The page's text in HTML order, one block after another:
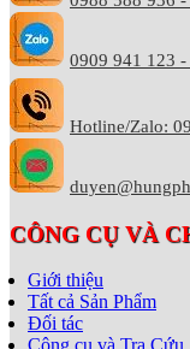
0909 941 123
Hotline/Zalo:
CÔNG CỤ VÀ
Giới thiệu
Tất cả Sản Phẩm
Đối tác